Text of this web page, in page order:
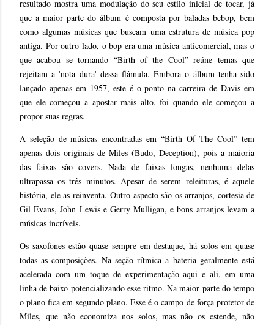
resultado mostra uma modulação do seu estilo inicial de tocar, já
que a maior parte do álbum é composta por baladas bebop, bem
como algumas músicas que buscam uma estrutura de música pop
antiga. Por outro lado, o bop era uma música anticomercial, mas o
que acabou se tornando “Birth of the Cool” reúne temas que
rejeitam a 'nota dura' dessa flâmula. Embora o álbum tenha sido
lançado apenas em 1957, este é o ponto na carreira de Davis em
que ele começou a apostar mais alto, foi quando ele começou a
propor suas regras.
A seleção de músicas encontradas em “Birth Of The Cool” tem
apenas dois originais de Miles (Budo, Deception), pois a maioria
das faixas são covers. Nada de faixas longas, nenhuma delas
ultrapassa os três minutos. Apesar de serem releituras, é aquele
história, ele as reinventa. Outro aspecto são os arranjos, cortesia de
Gil Evans, John Lewis e Gerry Mulligan, e bons arranjos levam a
músicas incríveis.
Os saxofones estão quase sempre em destaque, há solos em quase
todas as composições. Na seção rítmica a bateria geralmente está
acelerada com um toque de experimentação aqui e ali, em uma
linha de baixo potencializando esse ritmo. Na maior parte do tempo
o piano fica em segundo plano. Esse é o campo de força protetor de
Miles, que não economiza nos solos, mas não os estende, não